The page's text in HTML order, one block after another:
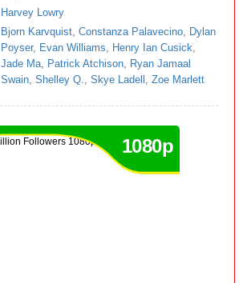
Harvey Lowry
Bjorn Karvquist Constanza Palavecino
Dylan
Poyser, Evan Williams Henry Ian Cusick
Jade Ma
Patrick Atchison
Ryan Jamaal
Swain Shelley Q. Skye Ladell Zoe Marlett
1080p